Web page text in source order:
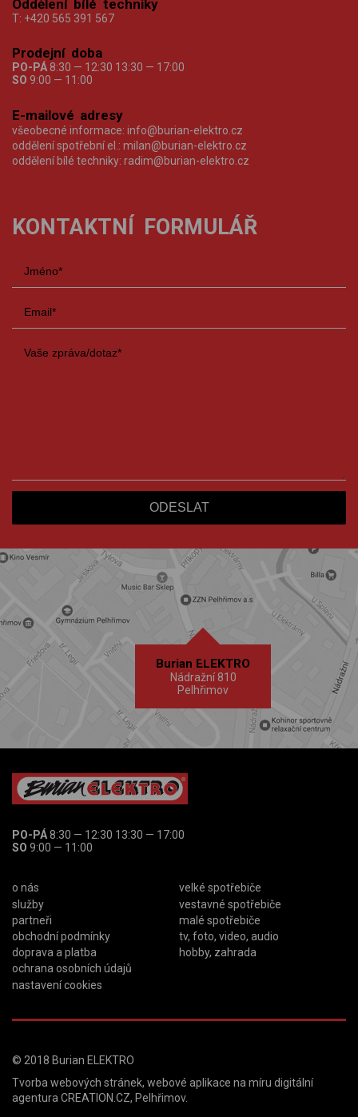
Oddělení bílé techniky
T: +420 565 391 567
Prodejní doba
PO-PÁ 8:30 — 12:30 13:30 — 17:00
SO 9:00 — 11:00
E-mailové adresy
všeobecné informace: info@burian-elektro.cz
oddělení spotřební el.: milan@burian-elektro.cz
oddělení bílé techniky: radim@burian-elektro.cz
KONTAKTNÍ FORMULÁŘ
Burian ELEKTRO
Nádražní 810
Pelhřimov
PO-PÁ8:30 — 12:30 13:30 — 17:00
SO 9:00 — 11:00
o nás
služby
partneři
obchodní podmínky
doprava a platba
ochrana osobních údajů
nastavení cookies
velké spotřebiče
vestavné spotřebiče
malé spotřebiče
tv, foto, video, audio
hobby, zahrada
© 2018 Burian ELEKTRO
Tvorba webových stránek, webové aplikace na míru digitální
agenturaCREATION.CZ, Pelhřimov.